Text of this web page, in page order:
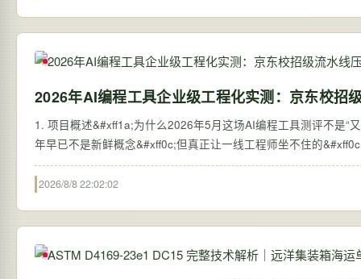
2026年AI编程工具企业级工程化实测：京东校招
1. 项目概述&#xff1a;为什么2026年5月这场AI编程工具测评不是“
年早已不是新鲜概念&#xff0c;但真正让一线工程师坐不住的
2026/8/8 22:02:02